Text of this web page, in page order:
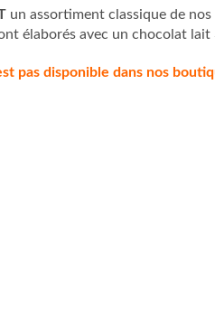
un assortiment classique de nos
élaborés avec un chocolat lait
pas disponible dans nos